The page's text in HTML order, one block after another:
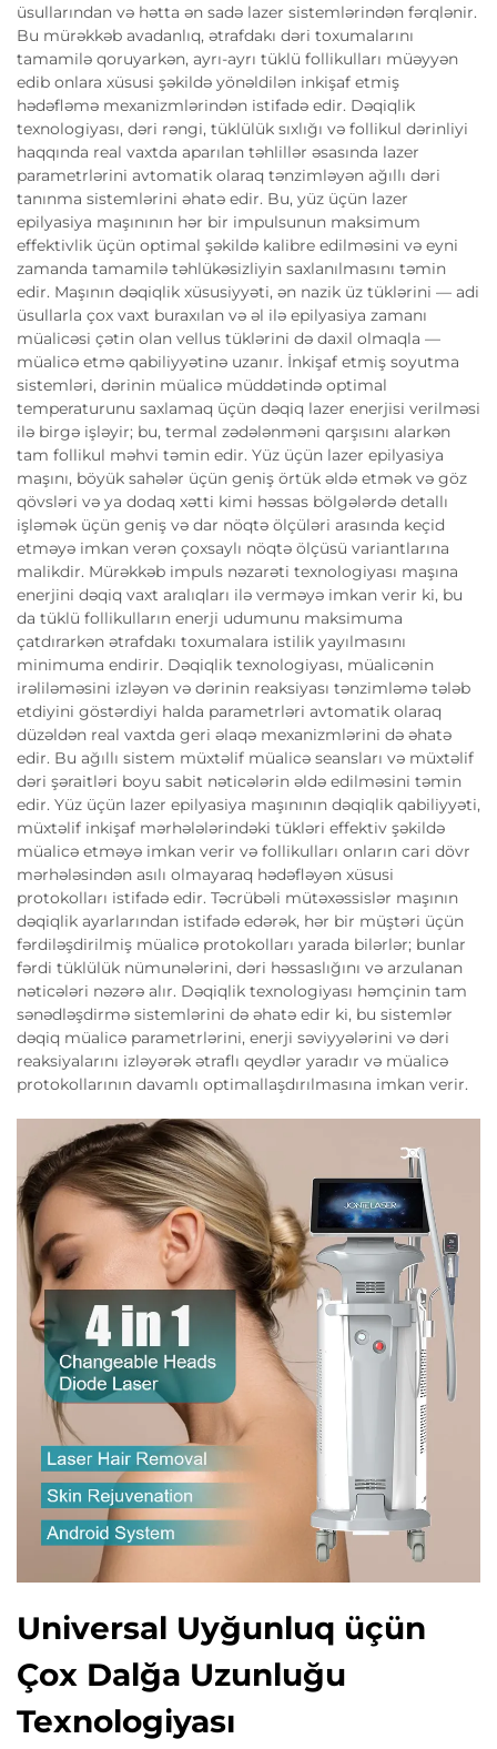
üsullarından və hətta ən sadə lazer sistemlərindən fərqlənir.
Bu mürəkkəb avadanlıq, ətrafdakı dəri toxumalarını
tamamilə qoruyarkən, ayrı-ayrı tüklü follikulları müəyyən
edib onlara xüsusi şəkildə yönəldilən inkişaf etmiş
hədəfləmə mexanizmlərindən istifadə edir. Dəqiqlik
texnologiyası, dəri rəngi, tüklülük sıxlığı və follikul dərinliyi
haqqında real vaxtda aparılan təhlillər əsasında lazer
parametrlərini avtomatik olaraq tənzimləyən ağıllı dəri
tanınma sistemlərini əhatə edir. Bu, yüz üçün lazer
epilyasiya maşınının hər bir impulsunun maksimum
effektivlik üçün optimal şəkildə kalibre edilməsini və eyni
zamanda tamamilə təhlükəsizliyin saxlanılmasını təmin
edir. Maşının dəqiqlik xüsusiyyəti, ən nazik üz tüklərini — adi
üsullarla çox vaxt buraxılan və əl ilə epilyasiya zamanı
müalicəsi çətin olan vellus tüklərini də daxil olmaqla —
müalicə etmə qabiliyyətinə uzanır. İnkişaf etmiş soyutma
sistemləri, dərinin müalicə müddətində optimal
temperaturunu saxlamaq üçün dəqiq lazer enerjisi verilməsi
ilə birgə işləyir; bu, termal zədələnməni qarşısını alarkən
tam follikul məhvi təmin edir. Yüz üçün lazer epilyasiya
maşını, böyük sahələr üçün geniş örtük əldə etmək və göz
qövsləri və ya dodaq xətti kimi həssas bölgələrdə detallı
işləmək üçün geniş və dar nöqtə ölçüləri arasında keçid
etməyə imkan verən çoxsaylı nöqtə ölçüsü variantlarına
malikdir. Mürəkkəb impuls nəzarəti texnologiyası maşına
enerjini dəqiq vaxt aralıqları ilə verməyə imkan verir ki, bu
da tüklü follikulların enerji udumunu maksimuma
çatdırarkən ətrafdakı toxumalara istilik yayılmasını
minimuma endirir. Dəqiqlik texnologiyası, müalicənin
irəliləməsini izləyən və dərinin reaksiyası tənzimləmə tələb
etdiyini göstərdiyi halda parametrləri avtomatik olaraq
düzəldən real vaxtda geri əlaqə mexanizmlərini də əhatə
edir. Bu ağıllı sistem müxtəlif müalicə seansları və müxtəlif
dəri şəraitləri boyu sabit nəticələrin əldə edilməsini təmin
edir. Yüz üçün lazer epilyasiya maşınının dəqiqlik qabiliyyəti,
müxtəlif inkişaf mərhələlərindəki tükləri effektiv şəkildə
müalicə etməyə imkan verir və follikulları onların cari dövr
mərhələsindən asılı olmayaraq hədəfləyən xüsusi
protokolları istifadə edir. Təcrübəli mütəxəssislər maşının
dəqiqlik ayarlarından istifadə edərək, hər bir müştəri üçün
fərdiləşdirilmiş müalicə protokolları yarada bilərlər; bunlar
fərdi tüklülük nümunələrini, dəri həssaslığını və arzulanan
nəticələri nəzərə alır. Dəqiqlik texnologiyası həmçinin tam
sənədləşdirmə sistemlərini də əhatə edir ki, bu sistemlər
dəqiq müalicə parametrlərini, enerji səviyyələrini və dəri
reaksiyalarını izləyərək ətraflı qeydlər yaradır və müalicə
protokollarının davamlı optimallaşdırılmasına imkan verir.
Universal Uyğunluq üçün
Çox Dalğa Uzunluğu
Texnologiyası